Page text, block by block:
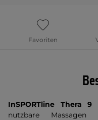
Favoriten
InSPORTline Thera 9
nutzbare